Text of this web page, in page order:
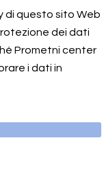
di questo sito Web
dei dati
Prometni center
i dati in